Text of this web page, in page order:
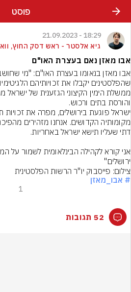
פוסט
18:29 - 21.09.2023
גיא אלסטר - ראש דסק החוץ,
אבו מאזן נאם בעצרת האו"ם
שהפלסטינים יקבלו את זכויותיהם
והורסת בתים ורכוש.
ירושלים"
צילום: פייסבוק יו"ר הרשות הפלסטינית
# אבו_מאזן
1
52 תגובות